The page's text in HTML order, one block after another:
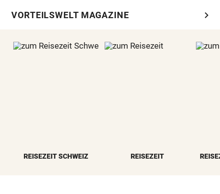
VORTEILSWELT MAGAZINE chevron_right
REISEZEIT SCHWEIZ REISEZEIT